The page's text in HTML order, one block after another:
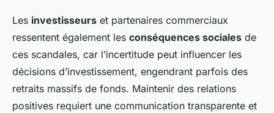
Les investisseurs et partenaires commerciaux
ressentent également les conséquences sociales de
ces scandales, car l’incertitude peut influencer les
décisions d’investissement, engendrant parfois des
retraits massifs de fonds. Maintenir des relations
positives requiert une communication transparente et